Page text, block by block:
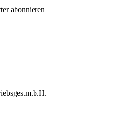
abonnieren